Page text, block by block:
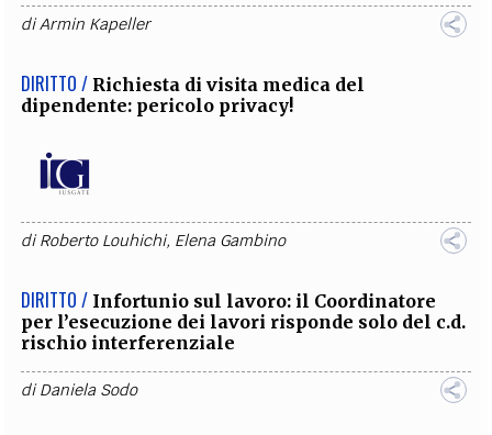
diArmin Kapeller
DIRITTO / Richiesta di visita medica del
dipendente: pericolo privacy!
diRoberto Louhichi, Elena Gambino
DIRITTO / Infortunio sul lavoro: il Coordinatore
per l’esecuzione dei lavori risponde solo del c.d.
rischio interferenziale
diDaniela Sodo